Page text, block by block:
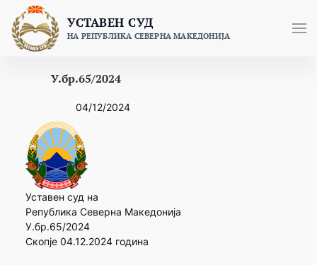
content
УСТАВЕН СУД
НА РЕПУБЛИКА СЕВЕРНА МАКЕДОНИЈА
У.бр.65/2024
04/12/2024
Уставен суд на
Република Северна Македонија
У.бр.65/2024
Скопје 04.12.2024 година